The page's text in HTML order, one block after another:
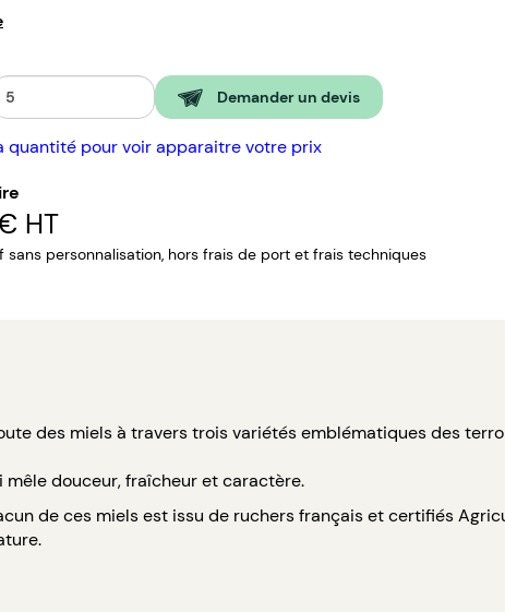
Demander un devis
quantité pour voir apparaitre votre prix
HT
sans personnalisation, hors frais de port et frais techniques
des miels à travers trois variétés emblématiques des
mêle douceur, fraîcheur et caractère.
de ces miels est issu de ruchers français et certifiés